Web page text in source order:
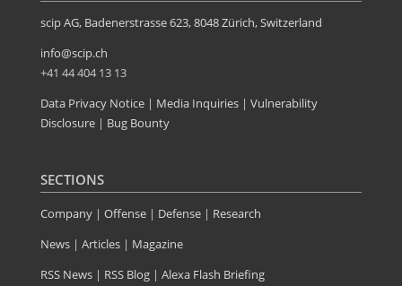
scip AG, Badenerstrasse 623, 8048 Zürich, Switzerland
info@scip.ch
+41 44 404 13 13
Data Privacy Notice| Media Inquiries| Vulnerability
Disclosure| Bug Bounty
SECTIONS
Company| Offense| Defense| Research
News| Articles| Magazine
RSS News| RSS Blog| Alexa Flash Briefing